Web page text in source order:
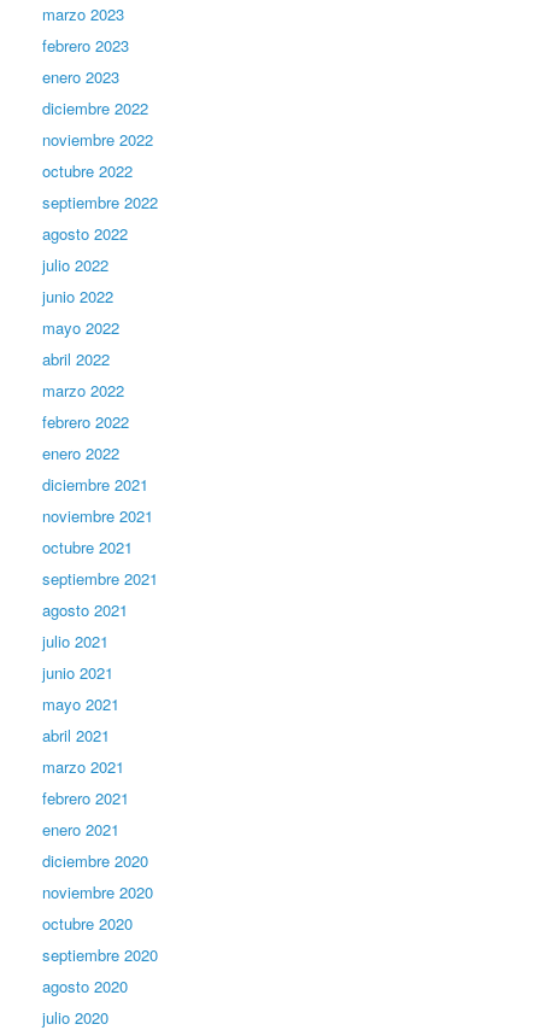
marzo 2023
febrero 2023
enero 2023
diciembre 2022
noviembre 2022
octubre 2022
septiembre 2022
agosto 2022
julio 2022
junio 2022
mayo 2022
abril 2022
marzo 2022
febrero 2022
enero 2022
diciembre 2021
noviembre 2021
octubre 2021
septiembre 2021
agosto 2021
julio 2021
junio 2021
mayo 2021
abril 2021
marzo 2021
febrero 2021
enero 2021
diciembre 2020
noviembre 2020
octubre 2020
septiembre 2020
agosto 2020
julio 2020